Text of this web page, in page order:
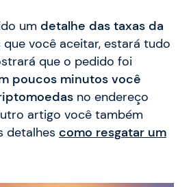
um detalhe das taxas da
que você aceitar, estará tudo
que o pedido foi
poucos minutos você
no endereço
artigo você também
detalhes como resgatar um